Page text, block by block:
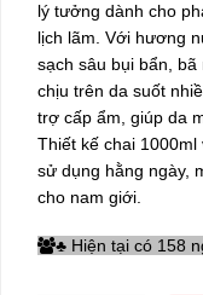
lý tưởng dành cho
lịch lãm. Với hương
sạch sâu bụi bẩn,
chịu trên da suốt
trợ cấp ẩm, giúp da
Thiết kế chai
sử dụng hằng ngày,
cho nam giới.
♣ Hiện tại có 158